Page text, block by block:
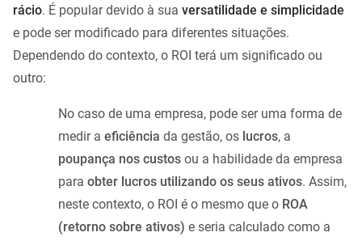
rácio. É popular devido à sua versatilidade e simplicidade
e pode ser modificado para diferentes situações.
Dependendo do contexto, o ROI terá um significado ou
outro:
No caso de uma empresa, pode ser uma forma de
medir a eficiência da gestão, os lucros, a
poupança nos custos ou a habilidade da empresa
para obter lucros utilizando os seus ativos. Assim,
neste contexto, o ROI é o mesmo que o ROA
(retorno sobre ativos) e seria calculado como a